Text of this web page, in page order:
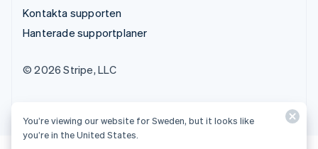
Kontakta supporten
Hanterade supportplaner
© 2026 Stripe, LLC
You’re viewing our website for Sweden, but it looks like
you’re in the United States.